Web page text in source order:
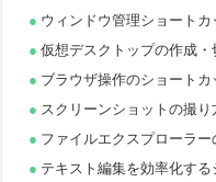
ウィンドウ管理ショートカ
仮想デスクトップの作成
ブラウザ操作のショートカ
スクリーンショットの撮り
ファイルエクスプローラー
テキスト編集を効率化する